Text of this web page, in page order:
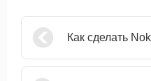
Как сделать